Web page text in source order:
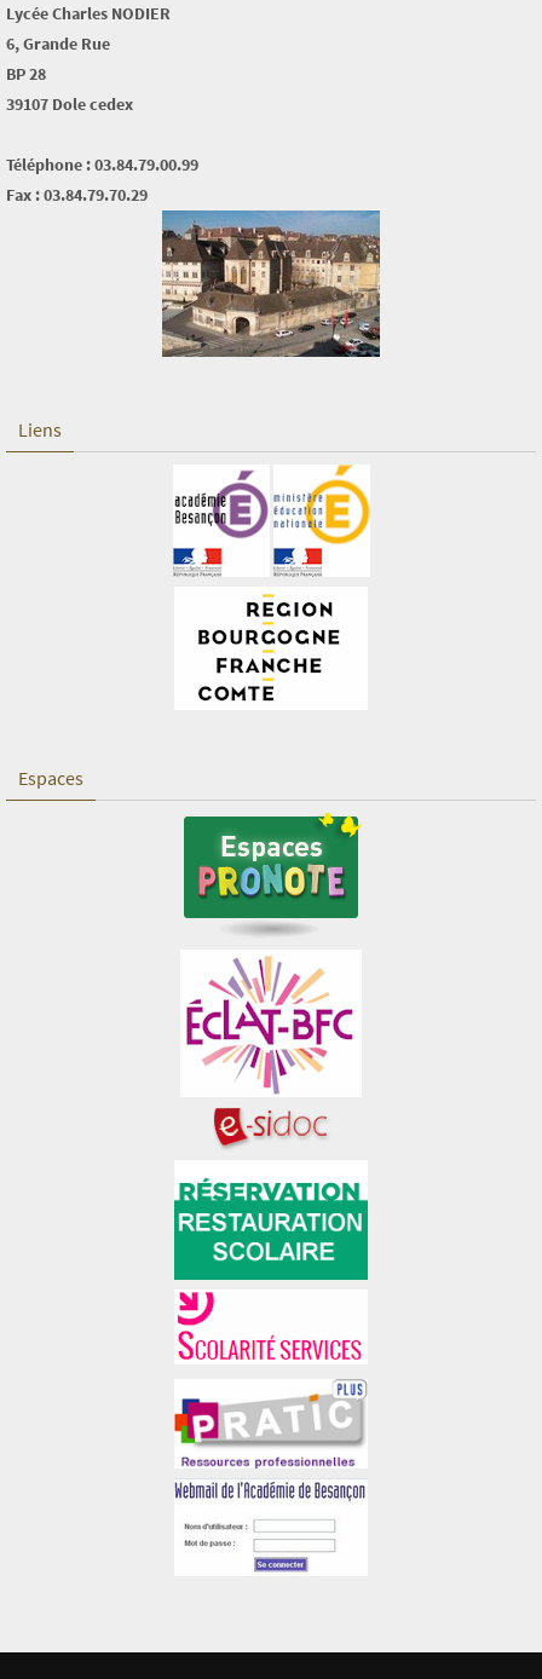
Lycée Charles NODIER
6, Grande Rue
BP 28
39107 Dole cedex
Téléphone : 03.84.79.00.99
Fax : 03.84.79.70.29
Liens
Espaces